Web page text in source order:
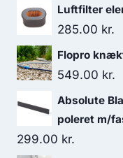
Luftfilter
285.00 kr.
Flopro
549.00 kr.
Absolute
poleret m/
299.00 kr.